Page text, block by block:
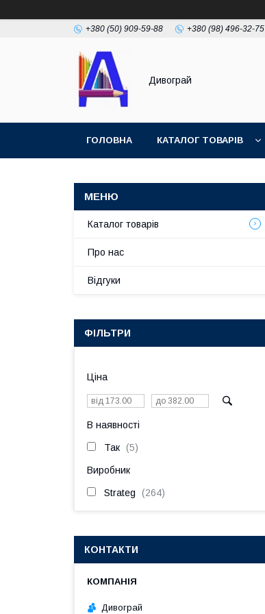
+380 (50) 909-59-88 +380 (98) 496-32-75
Дивограй
ГОЛОВНА КАТАЛОГ ТОВАРІВ
Каталог товарів
Про нас
Відгуки
ФІЛЬТРИ
Ціна
В наявності
Так 5
Виробник
Strateg 264
КОНТАКТИ
Дивограй